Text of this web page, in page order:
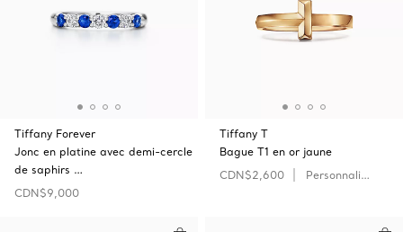
Tiffany Forever
Jonc en platine avec demi-cercle
de saphirs …
CDN$9,000
Tiffany T
Bague T1 en or jaune
CDN$2,600
Personnaliser